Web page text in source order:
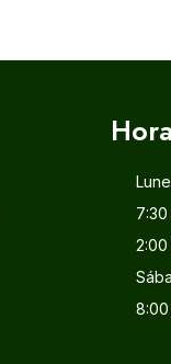
7:30
2:00
8:00